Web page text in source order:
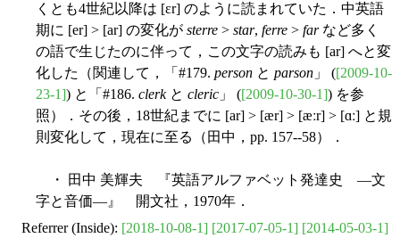
くとも4世紀以降は [ɛr] のように読まれていた．中英語
期に [er] > [ar] の変化が sterre > star, ferre > farなど多く
の語で生じたのに伴って，この文字の読みも [ar] へと変
化した（関連して，「#179. person と parson 」 ([2009-10-
23-1]) と「#186. clerkと cleric 」 ([2009-10-30-1]) を参
照）．その後，18世紀までに [ar] > [ær] > [æːr] > [ɑː] と規
則変化して，現在に至る（田中，pp. 157--58）．
・ 田中 美輝夫 『英語アルファベット発達史 ―文
字と音価―』 開文社，1970年．
Referrer (Inside): [2018-10-08-1] [2017-07-05-1] [2014-05-03-1]